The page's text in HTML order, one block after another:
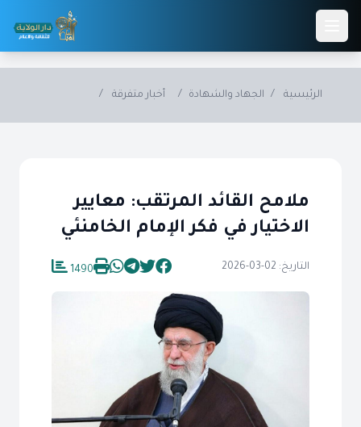
Skip to main content
الرئيسية / الجهاد والشهادة / أخبار متفرقة /
ملامح القائد المرتقب: معايير
الاختيار في فكر الإمام الخامنئي
التاريخ: 02-03-2026 1490